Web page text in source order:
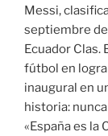
Messi,
septiembre
Ecuador Clas.
fútbol en
inaugural en
historia:
«España es la